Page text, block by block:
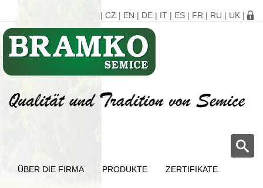
| CZ | EN | DE | IT | ES | FR | RU | UK |
ÜBER DIE FIRMA PRODUKTE ZERTIFIKATE